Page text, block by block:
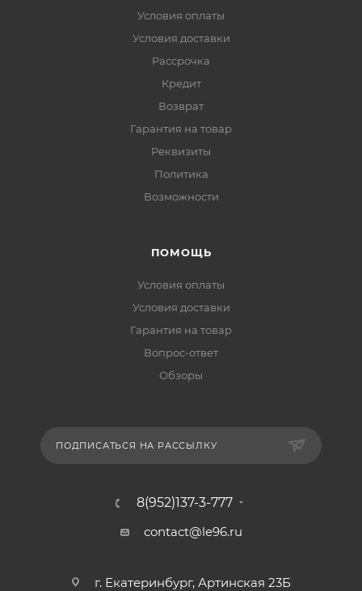
Условия оплаты
Условия доставки
Рассрочка
Кредит
Возврат
Гарантия на товар
Реквизиты
Политика
Возможности
ПОМОЩЬ
Условия оплаты
Условия доставки
Гарантия на товар
Вопрос-ответ
Обзоры
ПОДПИСАТЬСЯ НА РАССЫЛКУ
8(952)137-3-777
contact@le96.ru
г. Екатеринбург, Артинская 23Б